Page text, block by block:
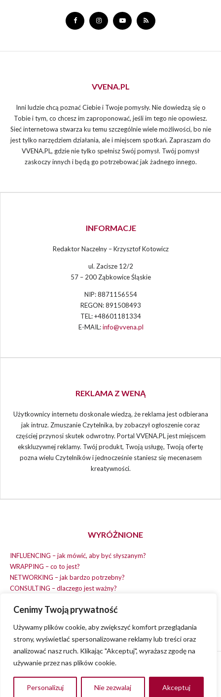
Cenimy Twoją prywatność
Używamy plików cookie, aby zwiększyć komfort przeglądania
strony, wyświetlać spersonalizowane reklamy lub treści oraz
analizować nasz ruch. Klikając "Akceptuj", wyrażasz zgodę na
używanie przez nas plików cookie.
Personalizuj Nie zezwalaj Akceptuj
VVENA.PL
Inni ludzie chcą poznać Ciebie i Twoje pomysły. Nie dowiedzą się o
Tobie i tym, co chcesz im zaproponować, jeśli im tego nie opowiesz.
Sieć internetowa stwarza ku temu szczególnie wiele możliwości, bo nie
jest tylko narzędziem działania, ale i miejscem spotkań. Zapraszam do
VVENA.PL, gdzie nie tylko spełnisz Swój pomysł. Twój pomysł
zaskoczy innych i będą go potrzebować jak żadnego innego.
INFORMACJE
Redaktor Naczelny – Krzysztof Kotowicz
ul. Zacisze 12/2
57 – 200 Ząbkowice Śląskie
NIP: 8871156554
REGON: 891508493
TEL: +48601181334
E-MAIL:info@vvena.pl
REKLAMA Z WENĄ
Użytkownicy internetu doskonale wiedzą, że reklama jest odbierana
jak intruz. Zmuszanie Czytelnika, by zobaczył ogłoszenie coraz
częściej przynosi skutek odwrotny. Portal VVENA.PL jest miejscem
ekskluzywnej reklamy. Twój produkt, Twoją usługę, Twoją ofertę
pozna wielu Czytelników i jednocześnie staniesz się mecenasem
kreatywności.
WYRÓŻNIONE
INFLUENCING – jak mówić, aby być słyszanym?
WRAPPING – co to jest?
NETWORKING – jak bardzo potrzebny?
CONSULTING – dlaczego jest ważny?
EARNING – jak zarobić na dobrym pomyśle?
Polityka Prywatności